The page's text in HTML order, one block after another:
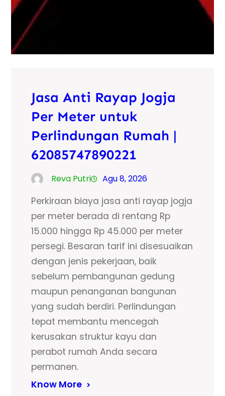
Jasa Anti Rayap Jogja
Per Meter untuk
Perlindungan Rumah |
62085747890221
Reva Putri Agu 8, 2026
Perkiraan biaya jasa anti rayap jogja
per meter berada di rentang Rp
15.000 hingga Rp 45.000 per meter
persegi. Besaran tarif ini disesuaikan
dengan jenis pekerjaan, baik
sebelum pembangunan gedung
maupun penanganan bangunan
yang sudah berdiri. Perlindungan
tepat membantu mencegah
kerusakan struktur kayu dan
perabot rumah Anda secara
permanen.
Know More